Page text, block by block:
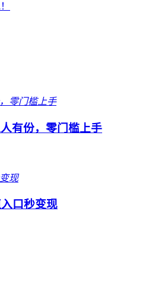
有份，零门槛上手
口秒变现